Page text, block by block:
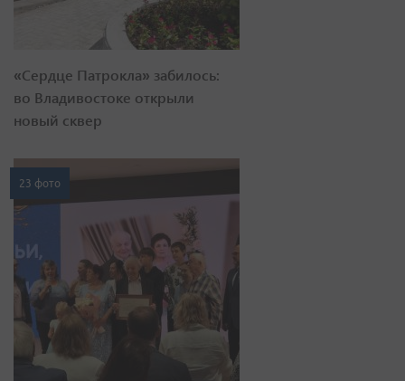
«Сердце Патрокла» забилось:
во Владивостоке открыли
новый сквер
23 фото